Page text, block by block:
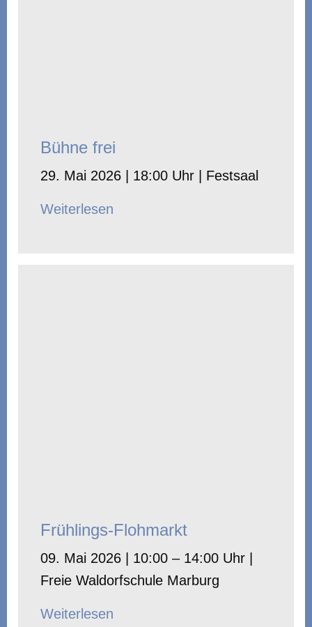
Bühne frei
29. Mai 2026 | 18:00 Uhr | Festsaal
Weiterlesen
Frühlings-Flohmarkt
09. Mai 2026 | 10:00 – 14:00 Uhr |
Freie Waldorfschule Marburg
Weiterlesen